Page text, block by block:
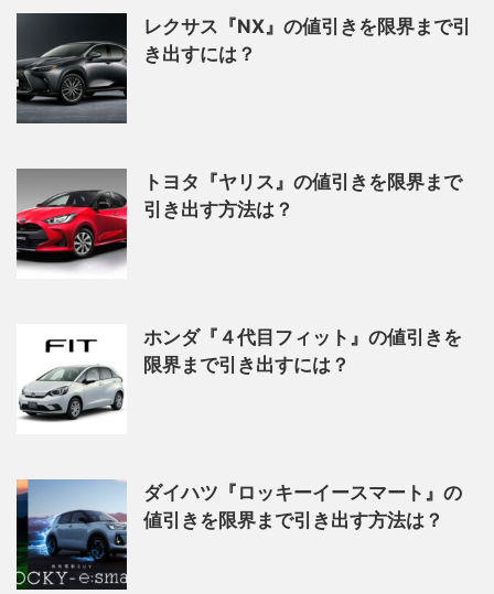
レクサス『NX』の値引きを限界まで引
き出すには？
トヨタ『ヤリス』の値引きを限界まで
引き出す方法は？
ホンダ『４代目フィット』の値引きを
限界まで引き出すには？
ダイハツ『ロッキーイースマート』の
値引きを限界まで引き出す方法は？